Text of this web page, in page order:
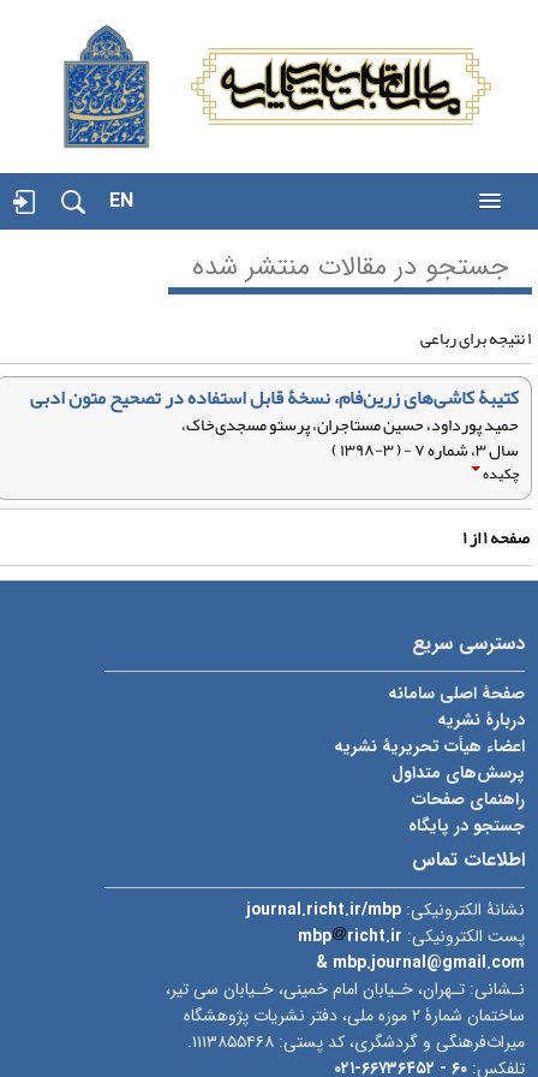
EN
جستجو در مقالات منتشر شده
کتیبۀ کاشی‌های زرین‌فام، نسخۀ‌ قابل استفاده در تصحیح متون ادبی
حمید پورداود، حسین مستاجران، پرستو مسجدی‌خاک،
سال ۳، شماره ۷ - ( ۳-۱۳۹۸ )
چکیده
۱از۱
دسترسی سریع
صفحۀ اصلی سامانه
دربارۀ نشریه
اعضاء هیأت تحریریۀ نشریه
پرسش‌های متداول
راهنمای صفحات
جستجو در پایگاه
اطلاعات تماس
نشانۀ الکترونیکی:journal.richt.ir/mbp
پست الکترونیکی:
mbp
richt.ir
& mbp.journal@gmail.com
نـشانی: تـهران، خـیابان امام خمینی، خـیابان سی تیر،
ساختمان شمارۀ ۲ موزه ملی، دفتر نشریات پژوهشگاه
میراث‌فرهنگی و گردشگری، کد پستی: ۱۱۱۳۸۵۵۴۶۸.
تلفکس:۶۰ - ۶۶۷۳۶۴۵۲-۰۲۱